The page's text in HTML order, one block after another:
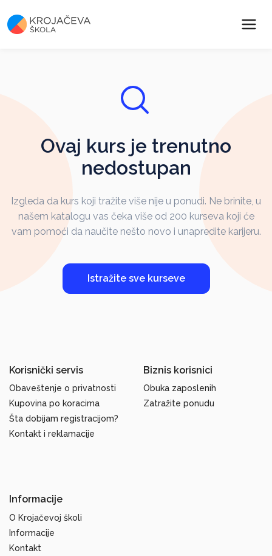
Ovaj kurs je trenutno
nedostupan
Izgleda da kurs koji tražite više nije u ponudi. Ne brinite, u
našem katalogu vas čeka više od 200 kurseva koji će
vam pomoći da naučite nešto novo i unapredite karijeru.
Istražite sve kurseve
Korisnički servis
Obaveštenje o privatnosti
Kupovina po koracima
Šta dobijam registracijom?
Kontakt i reklamacije
Biznis korisnici
Obuka zaposlenih
Zatražite ponudu
Informacije
O Krojačevoj školi
Informacije
Kontakt